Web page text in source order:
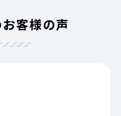
客様の声